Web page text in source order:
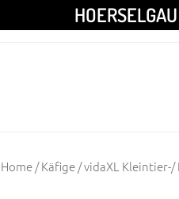
Home/Käfige/ vidaXL